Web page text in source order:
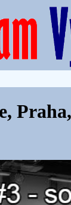
Praha,